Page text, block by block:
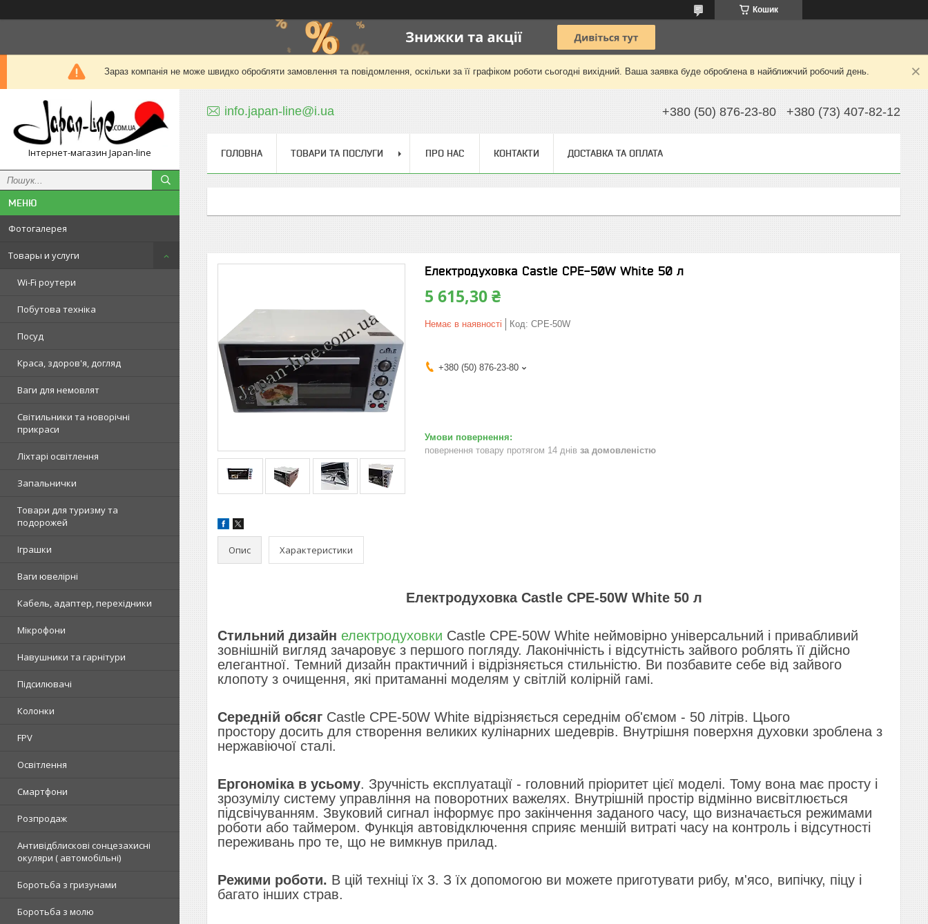
Кошик
Зараз компанія не може швидко обробляти замовлення та повідомлення, оскільки за її графіком роботи сьогодні вихідний. Ваша заявка буде оброблена в найближчий робочий день.
Інтернет-магазин Japan-line
Фотогалерея
Товары и услуги
Wi-Fi роутери
Побутова техніка
Посуд
Краса, здоров'я, догляд
Ваги для немовлят
Світильники та новорічні
прикраси
Ліхтарі освітлення
Запальнички
Товари для туризму та
подорожей
Іграшки
Ваги ювелірні
Кабель, адаптер, перехідники
Мікрофони
Навушники та гарнітури
Підсилювачі
Колонки
FPV
Освітлення
Смартфони
Розпродаж
Антивідблискові сонцезахисні
окуляри ( автомобільні)
Боротьба з гризунами
Боротьба з молю
info.japan-line@i.ua +380 (50) 876-23-80 +380 (73) 407-82-12
ГОЛОВНА ТОВАРИ ТА ПОСЛУГИ ПРО НАС КОНТАКТИ ДОСТАВКА ТА ОПЛАТА
Електродуховка Castle CPE-50W White 50 л
5 615,30 ₴
Немає в наявності Код: CPE-50W
+380 (50) 876-23-80
повернення товару протягом 14 днів за домовленістю
Опис Характеристики
Електродуховка Castle CPE-50W White50 л
Стильний дизайн електродуховки Castle CPE-50W White неймовірно універсальний і привабливий
зовнішній вигляд зачаровує з першого погляду. Лаконічність і відсутність зайвого роблять її дійсно
елегантної. Темний дизайн практичний і відрізняється стильністю. Ви позбавите себе від зайвого
клопоту з очищення, які притаманні моделям у світлій колірній гамі.
Середній обсяг Castle CPE-50W White відрізняється середнім об'ємом - 50 літрів. Цього
простору досить для створення великих кулінарних шедеврів. Внутрішня поверхня духовки зроблена з
нержавіючої сталі.
Ергономіка в усьому. Зручність експлуатації - головний пріоритет цієї моделі. Тому вона має просту і
зрозумілу систему управління на поворотних важелях. Внутрішній простір відмінно висвітлюється
підсвічуванням. Звуковий сигнал інформує про закінчення заданого часу, що визначається режимами
роботи або таймером. Функція автовідключення сприяє меншій витраті часу на контроль і відсутності
переживань про те, що не вимкнув прилад.
Режими роботи. В цій техніці їх 3. З їх допомогою ви можете приготувати рибу, м'ясо, випічку, піцу і
багато інших страв.